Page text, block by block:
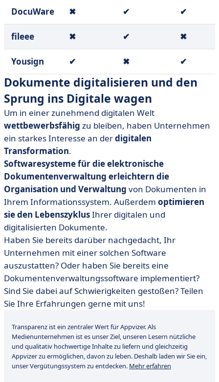
DocuWare ✖ ✔ ✔
fileee ✖ ✔ ✖
Yousign ✔ ✖ ✔
Dokumente digitalisieren und den
Sprung ins Digitale wagen
Um in einer zunehmend digitalen Welt
wettbewerbsfähig zu bleiben, haben Unternehmen
ein starkes Interesse an derdigitalen
Transformation.
Softwaresysteme für die elektronische
Dokumentenverwaltung erleichtern die
Organisation und Verwaltung von Dokumenten in
Ihrem Informationssystem. Außerdem optimieren
sie den LebenszyklusIhrer digitalen und
digitalisierten Dokumente.
Haben Sie bereits darüber nachgedacht, Ihr
Unternehmen mit einer solchen Software
auszustatten? Oder haben Sie bereits eine
Dokumentenverwaltungssoftware implementiert?
Sind Sie dabei auf Schwierigkeiten gestoßen? Teilen
Sie Ihre Erfahrungen gerne mit uns!
Transparenz ist ein zentraler Wert für Appvizer. Als
Medienunternehmen ist es unser Ziel, unseren Lesern nützliche
und qualitativ hochwertige Inhalte zu liefern und gleichzeitig
Appvizer zu ermöglichen, davon zu leben. Deshalb laden wir Sie ein,
unser Vergütungssystem zu entdecken. Mehr erfahren